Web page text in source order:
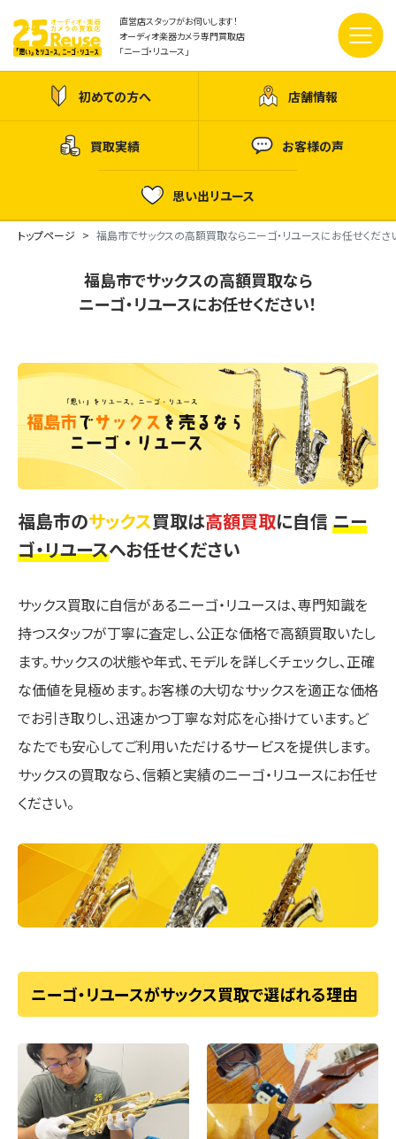
直営店スタッフがお伺いします！
オーディオ楽器カメラ専門買取店
「ニーゴ・リユース」
初めての方へ 店舗情報
買取実績 お客様の声
思い出リユース
トップページ 福島市でサックスの高額買取ならニーゴ・リユースにお任せくださ
福島市でサックスの高額買取なら
ニーゴ・リユースにお任せください！
福島市のサックス買取は高額買取に自信 ニー
ゴ・リユースへお任せください
サックス買取に自信があるニーゴ・リユースは、専門知識を
持つスタッフが丁寧に査定し、公正な価格で高額買取いたし
ます。サックスの状態や年式、モデルを詳しくチェックし、正確
な価値を見極めます。お客様の大切なサックスを適正な価格
でお引き取りし、迅速かつ丁寧な対応を心掛けています。ど
なたでも安心してご利用いただけるサービスを提供します。
サックスの買取なら、信頼と実績のニーゴ・リユースにお任せ
ください。
ニーゴ・リユースがサックス買取で選ばれる理由